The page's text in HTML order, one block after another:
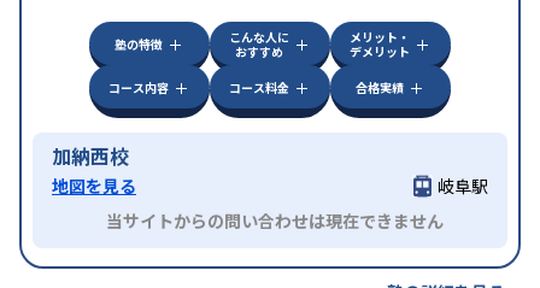
塾の特徴
こんな人に
おすすめ
メリット・
デメリット
コース内容
コース料金 合格実績
加納西校
地図を見る
岐阜駅
当サイトからの問い合わせは現在できません